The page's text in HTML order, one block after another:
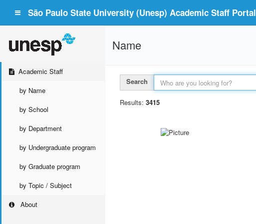
São Paulo State University (Unesp) Academic Staff Portal
Academic Staff
by Name
by School
by Department
by Undergraduate program
by Graduate program
by Topic / Subject
About
Name
Search
Results: 3415